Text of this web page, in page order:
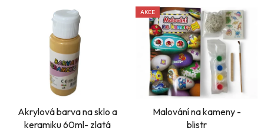
Akrylová barva na sklo a
keramiku 60ml- zlatá
AKCE
Malování na kameny -
blistr